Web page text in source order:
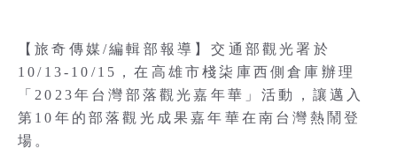
【旅奇傳媒/編輯部報導】交通部觀光署於
10/13-10/15，在高雄市棧柒庫西側倉庫辦理
「2023年台灣部落觀光嘉年華」活動，讓邁入
第10年的部落觀光成果嘉年華在南台灣熱鬧登
場。